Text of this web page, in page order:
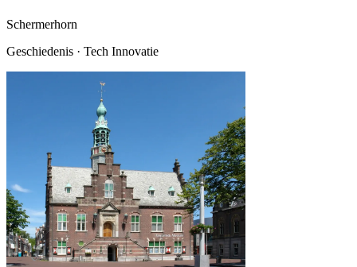
Schermerhorn
Geschiedenis · Tech Innovatie